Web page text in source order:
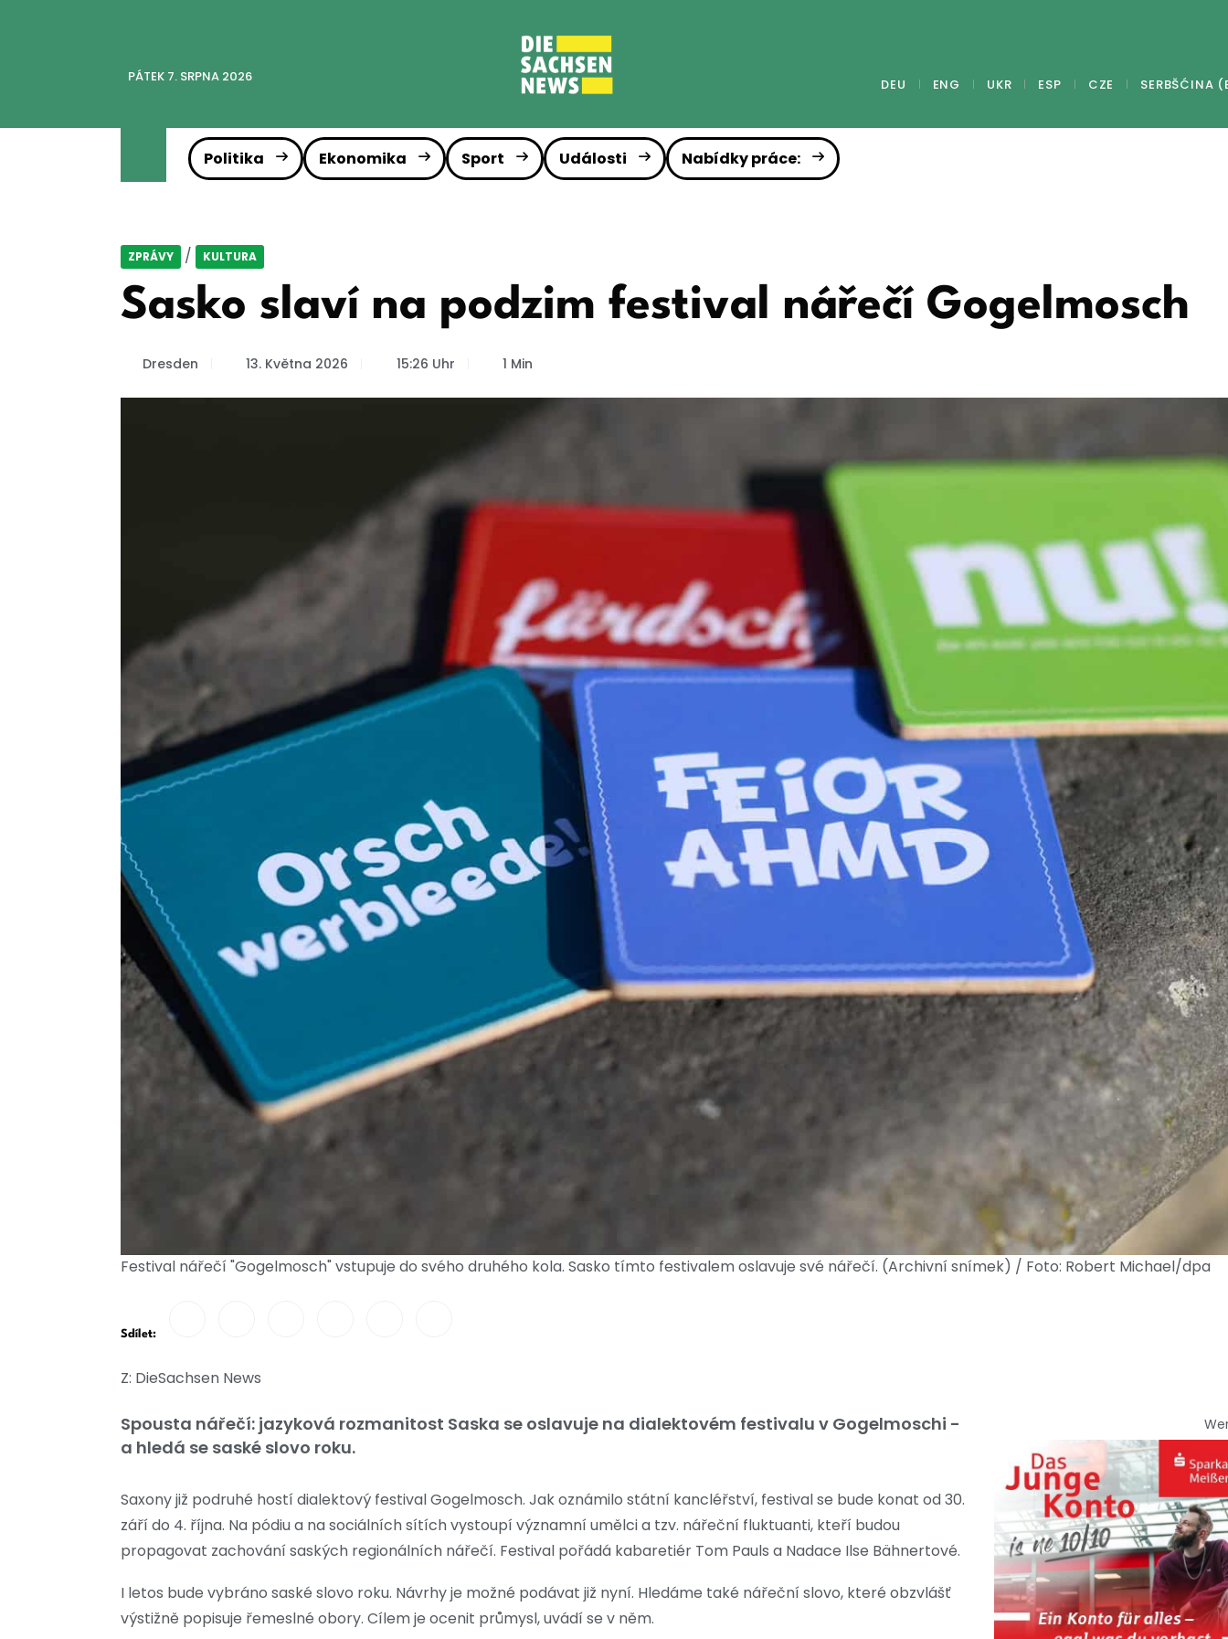
PÁTEK 7. SRPNA 2026 DEU ENG UKR ESP CZE SERBŠĆINA
Politika Ekonomika Sport Události Nabídky práce:
ZPRÁVY / KULTURA
Sasko slaví na podzim festival nářečí Gogelmosch
Dresden 13. Května 2026 15:26 Uhr 1 Min
Festival nářečí "Gogelmosch" vstupuje do svého druhého kola. Sasko tímto festivalem oslavuje své nářečí. (Archivní snímek) / Foto: Robert Michael/dpa
Sdílet:
Z: DieSachsen News
Spousta nářečí: jazyková rozmanitost Saska se oslavuje na dialektovém festivalu v Gogelmoschi -
a hledá se saské slovo roku.
Saxony již podruhé hostí dialektový festival Gogelmosch. Jak oznámilo státní kancléřství, festival se bude konat od 30.
září do 4. října. Na pódiu a na sociálních sítích vystoupí významní umělci a tzv. nářeční fluktuanti, kteří budou
propagovat zachování saských regionálních nářečí. Festival pořádá kabaretiér Tom Pauls a Nadace Ilse Bähnertové.
I letos bude vybráno saské slovo roku. Návrhy je možné podávat již nyní. Hledáme také nářeční slovo, které obzvlášť
výstižně popisuje řemeslné obory. Cílem je ocenit průmysl, uvádí se v něm.